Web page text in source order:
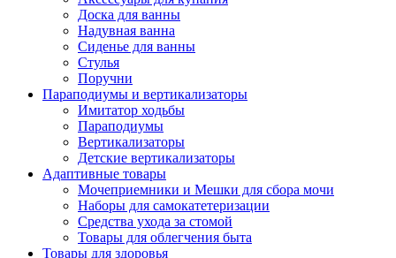
Доска для ванны
Надувная ванна
Сиденье для ванны
Стулья
Поручни
Параподиумы и вертикализаторы
Имитатор ходьбы
Параподиумы
Вертикализаторы
Детские вертикализаторы
Адаптивные товары
Мочеприемники и Мешки для сбора мочи
Наборы для самокатетеризации
Средства ухода за стомой
Товары для облегчения быта
Товары для здоровья